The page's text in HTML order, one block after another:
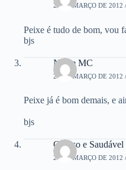
21 DE MARÇO DE 2012
Peixe é tudo de bom, vou
bjs
Neide MC
21 DE MARÇO DE 2012
Peixe já é bom demais, e
bjs
Guloso e Saudável
21 DE MARÇO DE 2012